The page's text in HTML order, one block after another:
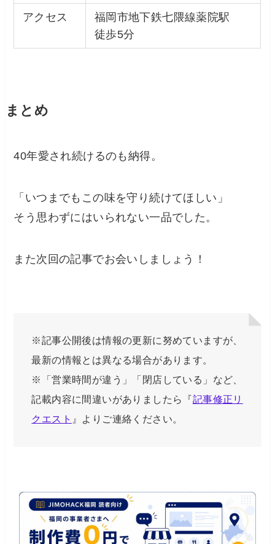
アクセス
福岡市地下鉄七隈線薬院駅
徒歩5分
まとめ
40年愛され続けるのも納得。
「いつまでもこの味を守り続けてほしい」
そう思わずにはいられない一品でした。
また次回の記事でお会いしましょう！
※記事公開後は情報の更新に努めていますが、
最新の情報とは異なる場合があります。
※「営業時間が違う」「閉店している」など、
記載内容に間違いがありましたら『記事修正リ
クエスト 』よりご連絡ください。